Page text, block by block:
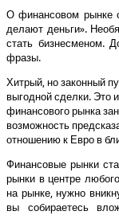
О финансовом рынке
делают деньги».
стать бизнесменом.
фразы.
Хитрый, но законный
выгодной сделки. Это
финансового рынка
возможность
отношению к Евро в
Финансовые рынки
рынки в центре
на рынке, нужно
вы собираетесь